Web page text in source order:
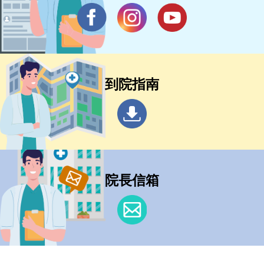
到院指南
院長信箱